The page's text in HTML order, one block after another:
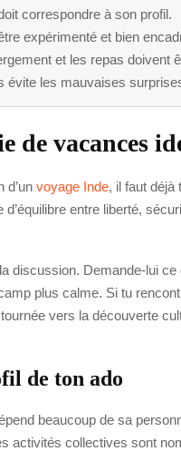
correspondre à son profil.
expérimenté et bien
et les repas doivent
évite les mauvaises
de vacances
d’un voyage Inde, il faut déjà
entre liberté,
discussion. Demande-lui
plus calme. Si tu
vers la découverte
de ton ado
beaucoup de sa
activités collectives sont